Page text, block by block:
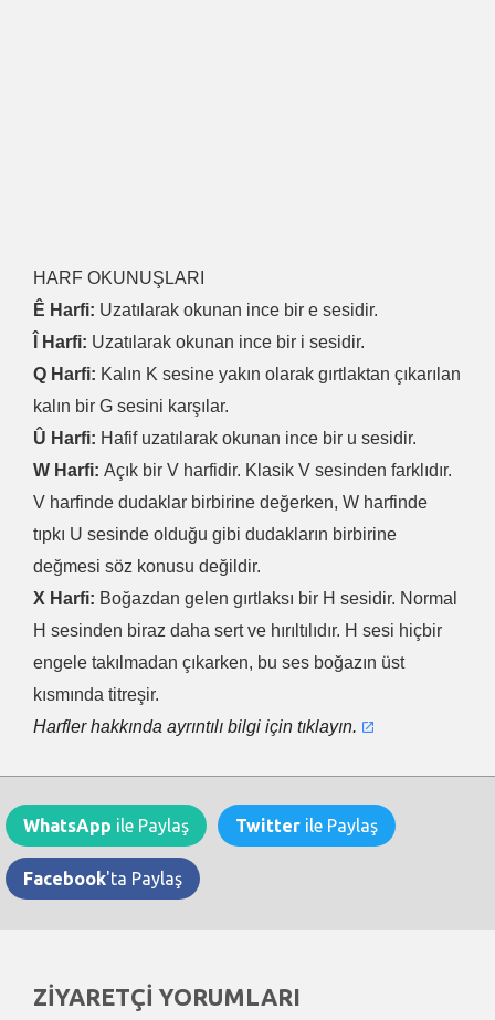
HARF OKUNUŞLARI
Ê Harfi: Uzatılarak okunan ince bir e sesidir.
Î Harfi: Uzatılarak okunan ince bir i sesidir.
Q Harfi: Kalın K sesine yakın olarak gırtlaktan çıkarılan
kalın bir G sesini karşılar.
Û Harfi: Hafif uzatılarak okunan ince bir u sesidir.
W Harfi: Açık bir V harfidir. Klasik V sesinden farklıdır.
V harfinde dudaklar birbirine değerken, W harfinde
tıpkı U sesinde olduğu gibi dudakların birbirine
değmesi söz konusu değildir.
X Harfi: Boğazdan gelen gırtlaksı bir H sesidir. Normal
H sesinden biraz daha sert ve hırıltılıdır. H sesi hiçbir
engele takılmadan çıkarken, bu ses boğazın üst
kısmında titreşir.
Harfler hakkında ayrıntılı bilgi için tıklayın.
WhatsApp ile Paylaş Twitter ile Paylaş
Facebook'ta Paylaş
ZİYARETÇİ YORUMLARI